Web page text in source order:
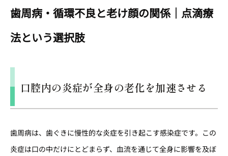
歯周病・循環不良と老け顔の関係｜点滴療
法という選択肢
口腔内の炎症が全身の老化を加速させる
歯周病は、歯ぐきに慢性的な炎症を引き起こす感染症です。この
炎症は口の中だけにとどまらず、血流を通じて全身に影響を及ぼ